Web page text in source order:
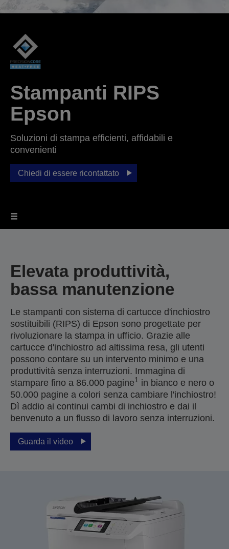
Stampanti RIPS
Epson
Soluzioni di stampa efficienti, affidabili e
convenienti
Chiedi di essere ricontattato
Elevata produttività,
bassa manutenzione
Le stampanti con sistema di cartucce d'inchiostro
sostituibili (RIPS) di Epson sono progettate per
rivoluzionare la stampa in ufficio. Grazie alle
cartucce d'inchiostro ad altissima resa, gli utenti
possono contare su un intervento minimo e una
produttività senza interruzioni. Immagina di
stampare fino a 86.000 pagine1 in bianco e nero o
50.000 pagine a colori senza cambiare l'inchiostro!
Dì addio ai continui cambi di inchiostro e dai il
benvenuto a un flusso di lavoro senza interruzioni.
Guarda il video